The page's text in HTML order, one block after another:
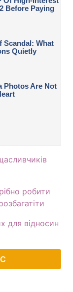
робити
для відносин